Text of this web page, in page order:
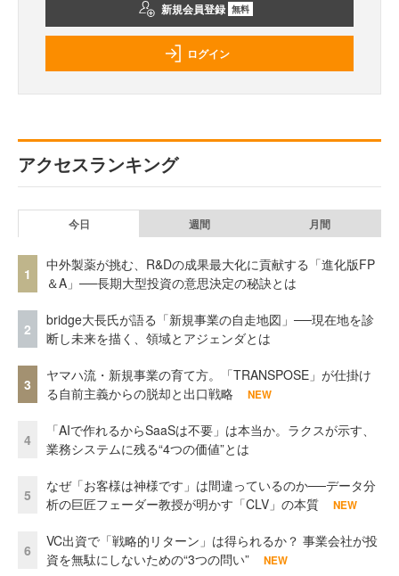
新規会員登録 無料
ログイン
アクセスランキング
今日 週間 月間
1
中外製薬が挑む、R&Dの成果最大化に貢献する「進化版FP
＆A」──長期大型投資の意思決定の秘訣とは
2
bridge大長氏が語る「新規事業の自走地図」──現在地を診
断し未来を描く、領域とアジェンダとは
3
ヤマハ流・新規事業の育て方。「TRANSPOSE」が仕掛け
る自前主義からの脱却と出口戦略
NEW
4
「AIで作れるからSaaSは不要」は本当か。ラクスが示す、
業務システムに残る“4つの価値”とは
5
なぜ「お客様は神様です」は間違っているのか──データ分
析の巨匠フェーダー教授が明かす「CLV」の本質
NEW
6
VC出資で「戦略的リターン」は得られるか？ 事業会社が投
資を無駄にしないための“3つの問い”
NEW